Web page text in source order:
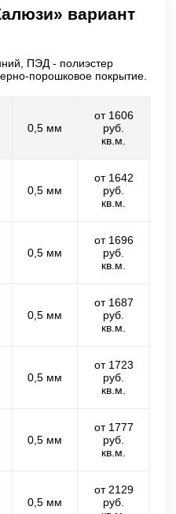
вариант
ПЭД - полиэстер
порошковое покрытие.
0,5 мм
от 1606
руб.
кв.м.
0,5 мм
от 1642
руб.
кв.м.
0,5 мм
от 1696
руб.
кв.м.
0,5 мм
от 1687
руб.
кв.м.
0,5 мм
от 1723
руб.
кв.м.
0,5 мм
от 1777
руб.
кв.м.
0,5 мм
от 2129
руб.